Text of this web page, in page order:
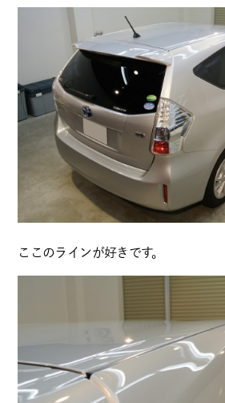
ここのラインが好きです。